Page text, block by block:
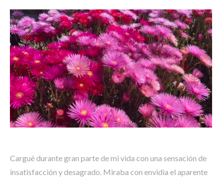
Cargué durante gran parte de mi vida con una sensación de
insatisfacción y desagrado. Miraba con envidia el aparente